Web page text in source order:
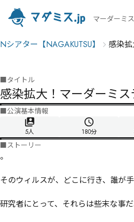
マーダーミ
Nシアター【NAGAKUTSU】 感染
■タイトル
感染拡大！マーダーミス
■公演基本情報
5人 180分
■ストーリー
―――。
そのウィルスが、どこに行き、誰が
研究者にとって、それらは些末な事だ